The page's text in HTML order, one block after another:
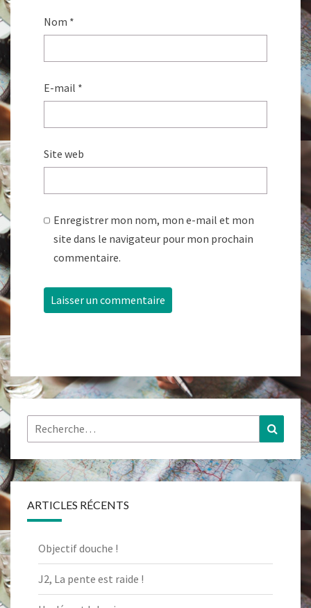
Nom *
E-mail *
Site web
Enregistrer mon nom, mon e-mail et mon
site dans le navigateur pour mon prochain
commentaire.
Rechercher :
ARTICLES RÉCENTS
Objectif douche !
J2, La pente est raide !